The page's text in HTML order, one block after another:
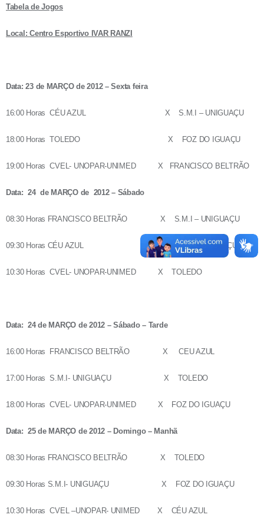
Tabela de Jogos
Local: Centro Esportivo IVAR RANZI
Data: 23 de MARÇO de 2012 – Sexta feira
16:00 Horas CÉU AZUL X S.M.I – UNIGUAÇU
18:00 Horas TOLEDO X FOZ DO IGUAÇU
19:00 Horas CVEL- UNOPAR-UNIMED X FRANCISCO BELTRÃO
Data: 24 de MARÇO de 2012 – Sábado
08:30 Horas FRANCISCO BELTRÃO X S.M.I – UNIGUAÇU
09:30 Horas CÉU AZUL X FOZ DO IGUAÇU
10:30 Horas CVEL- UNOPAR-UNIMED X TOLEDO
Data: 24 de MARÇO de 2012 – Sábado – Tarde
16:00 Horas FRANCISCO BELTRÃO X CEU AZUL
17:00 Horas S.M.I- UNIGUAÇU X TOLEDO
18:00 Horas CVEL- UNOPAR-UNIMED X FOZ DO IGUAÇU
Data: 25 de MARÇO de 2012 – Domingo – Manhã
08:30 Horas FRANCISCO BELTRÃO X TOLEDO
09:30 Horas S.M.I- UNIGUAÇU X FOZ DO IGUAÇU
10:30 Horas CVEL –UNOPAR- UNIMED X CÉU AZUL